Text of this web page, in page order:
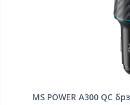
MS POWER A300 QC